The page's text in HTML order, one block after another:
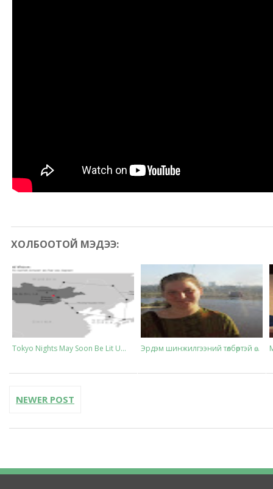
ХОЛБООТОЙ МЭДЭЭ:
Tokyo Nights May Soon Be Lit U... Эрдэм шинжилгээний төлбөртэй ө...
NEWER POST